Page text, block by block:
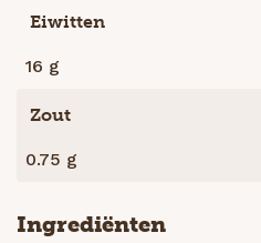
Eiwitten
16 g
Zout
0.75 g
Ingrediënten